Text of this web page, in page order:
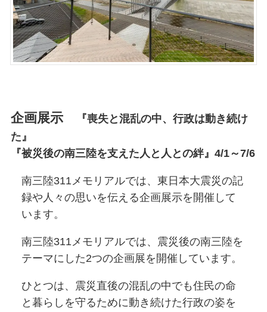
企画展示
『喪失と混乱の中、行政は動き続け
た』
『被災後の南三陸を支えた人と人との絆』4/1～7/6
南三陸311メモリアルでは、東日本大震災の記
録や人々の思いを伝える企画展示を開催して
います。
南三陸311メモリアルでは、震災後の南三陸を
テーマにした2つの企画展を開催しています。
ひとつは、震災直後の混乱の中でも住民の命
と暮らしを守るために動き続けた行政の姿を